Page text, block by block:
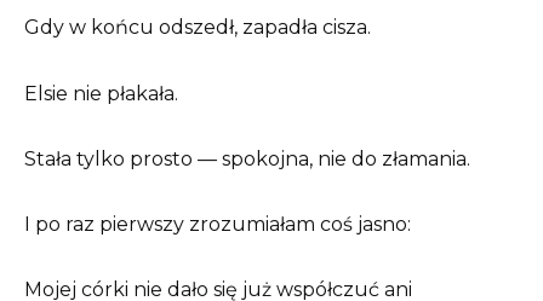
Gdy w końcu odszedł, zapadła cisza.
Elsie nie płakała.
Stała tylko prosto — spokojna, nie do złamania.
I po raz pierwszy zrozumiałam coś jasno:
Mojej córki nie dało się już współczuć ani